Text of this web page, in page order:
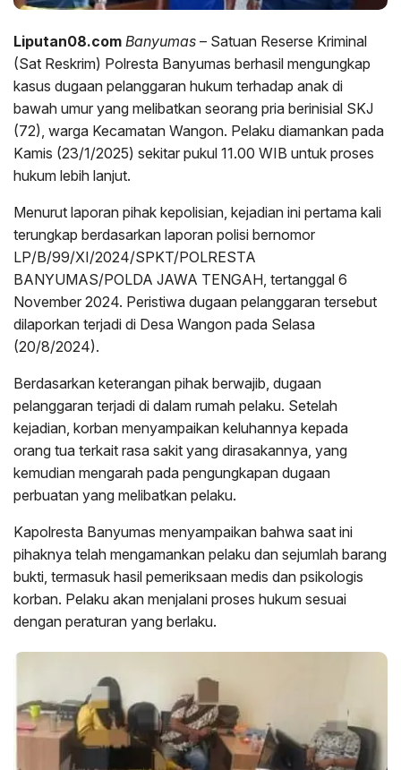
Liputan08.com Banyumas – Satuan Reserse Kriminal
(Sat Reskrim) Polresta Banyumas berhasil mengungkap
kasus dugaan pelanggaran hukum terhadap anak di
bawah umur yang melibatkan seorang pria berinisial SKJ
(72), warga Kecamatan Wangon. Pelaku diamankan pada
Kamis (23/1/2025) sekitar pukul 11.00 WIB untuk proses
hukum lebih lanjut.
Menurut laporan pihak kepolisian, kejadian ini pertama kali
terungkap berdasarkan laporan polisi bernomor
LP/B/99/XI/2024/SPKT/POLRESTA
BANYUMAS/POLDA JAWA TENGAH, tertanggal 6
November 2024. Peristiwa dugaan pelanggaran tersebut
dilaporkan terjadi di Desa Wangon pada Selasa
(20/8/2024).
Berdasarkan keterangan pihak berwajib, dugaan
pelanggaran terjadi di dalam rumah pelaku. Setelah
kejadian, korban menyampaikan keluhannya kepada
orang tua terkait rasa sakit yang dirasakannya, yang
kemudian mengarah pada pengungkapan dugaan
perbuatan yang melibatkan pelaku.
Kapolresta Banyumas menyampaikan bahwa saat ini
pihaknya telah mengamankan pelaku dan sejumlah barang
bukti, termasuk hasil pemeriksaan medis dan psikologis
korban. Pelaku akan menjalani proses hukum sesuai
dengan peraturan yang berlaku.